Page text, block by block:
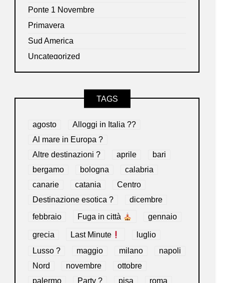
Ponte 1 Novembre
Primavera
Sud America
Uncategorized
TAGS
agosto
Alloggi in Italia ??
Al mare in Europa ?️
Altre destinazioni ?
aprile
bari
bergamo
bologna
calabria
canarie
catania
Centro
Destinazione esotica ?
dicembre
febbraio Fuga in città gennaio
grecia Last Minute
luglio
Lusso ?
maggio milano
napoli
Nord
novembre
ottobre
palermo
Party ? pisa roma